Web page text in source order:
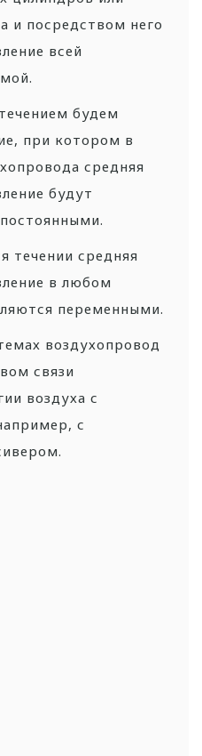
и посредством него
всей
будем
при котором в
средняя
будут
течении средняя
в любом
переменными.
воздухопровод
связи
воздуха с
с